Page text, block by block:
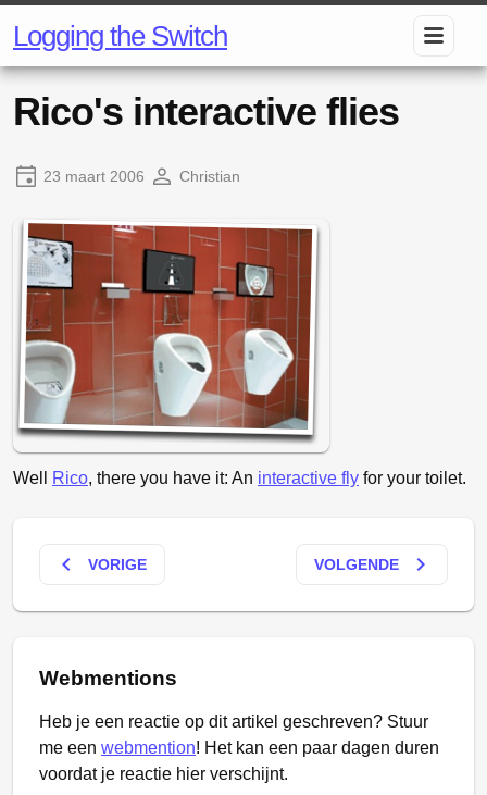
Logging the Switch
Rico's interactive flies
23 maart 2006 Christian
Well Rico, there you have it: An interactive fly for your toilet.
keyboard_arrow_left VORIGE VOLGENDE keyboard_arrow_right
Webmentions
Heb je een reactie op dit artikel geschreven? Stuur
me een webmention! Het kan een paar dagen duren
voordat je reactie hier verschijnt.